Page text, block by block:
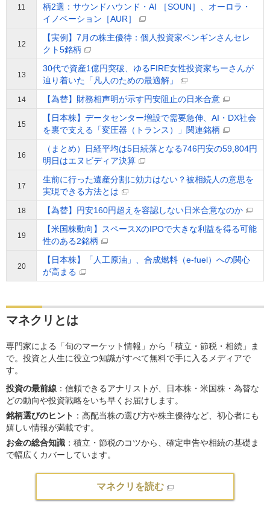
11
柄2選：サウンドハウンド・AI ［SOUN］、オーロラ・
イノベーション［AUR］
12
【実例】7月の株主優待：個人投資家ペンギンさんセレ
クト5銘柄
13
30代で資産1億円突破、ゆるFIRE女性投資家ちーさんが
辿り着いた「凡人のための最適解」
14 【為替】財務相声明が示す円安阻止の日米合意
15
【日本株】データセンター増設で需要急伸、AI・DX社会
を裏で支える「変圧器（トランス）」関連銘柄
16
（まとめ）日経平均は5日続落となる746円安の59,804円
明日はエヌビディア決算
17
生前に行った遺産分割に効力はない？被相続人の意思を
実現できる方法とは
18 【為替】円安160円超えを容認しない日米合意なのか
19
【米国株動向】スペースXのIPOで大きな利益を得る可能
性のある2銘柄
20
【日本株】「人工原油」、合成燃料（e-fuel）への関心
が高まる
マネクリとは
専門家による「旬のマーケット情報」から「積立・節税・相続」ま
で。投資と人生に役立つ知識がすべて無料で手に入るメディアで
す。
投資の最前線 ：信頼できるアナリストが、日本株・米国株・為替な
どの動向や投資戦略をいち早くお届けします。
銘柄選びのヒント ：高配当株の選び方や株主優待など、初心者にも
嬉しい情報が満載です。
お金の総合知識 ：積立・節税のコツから、確定申告や相続の基礎ま
で幅広くカバーしています。
マネクリを読む